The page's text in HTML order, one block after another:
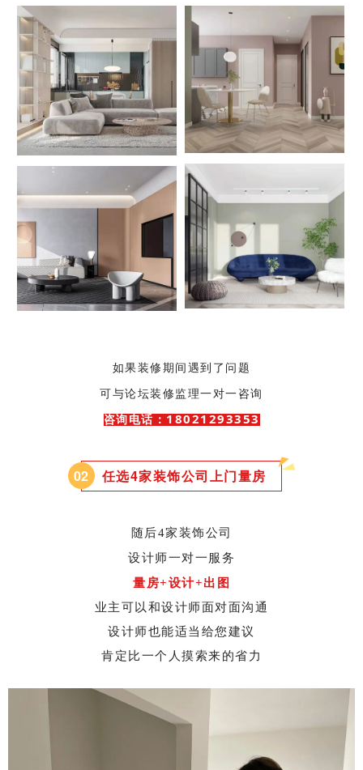
如果装修期间遇到了问题
可与论坛装修监理一对一咨询
咨询电话： 18021293353
02 任选4家装饰公司上门量房
随后4家装饰公司
设计师一对一服务
量房+设计+出图
业主可以和设计师面对面沟通
设计师也能适当给您建议
肯定比一个人摸索来的省力